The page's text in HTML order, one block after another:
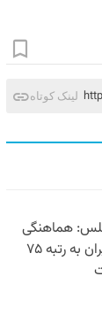
لینک کوتاه
هماهنگی
نهادی شرط رسیدن ایران به رتبه ۷۵